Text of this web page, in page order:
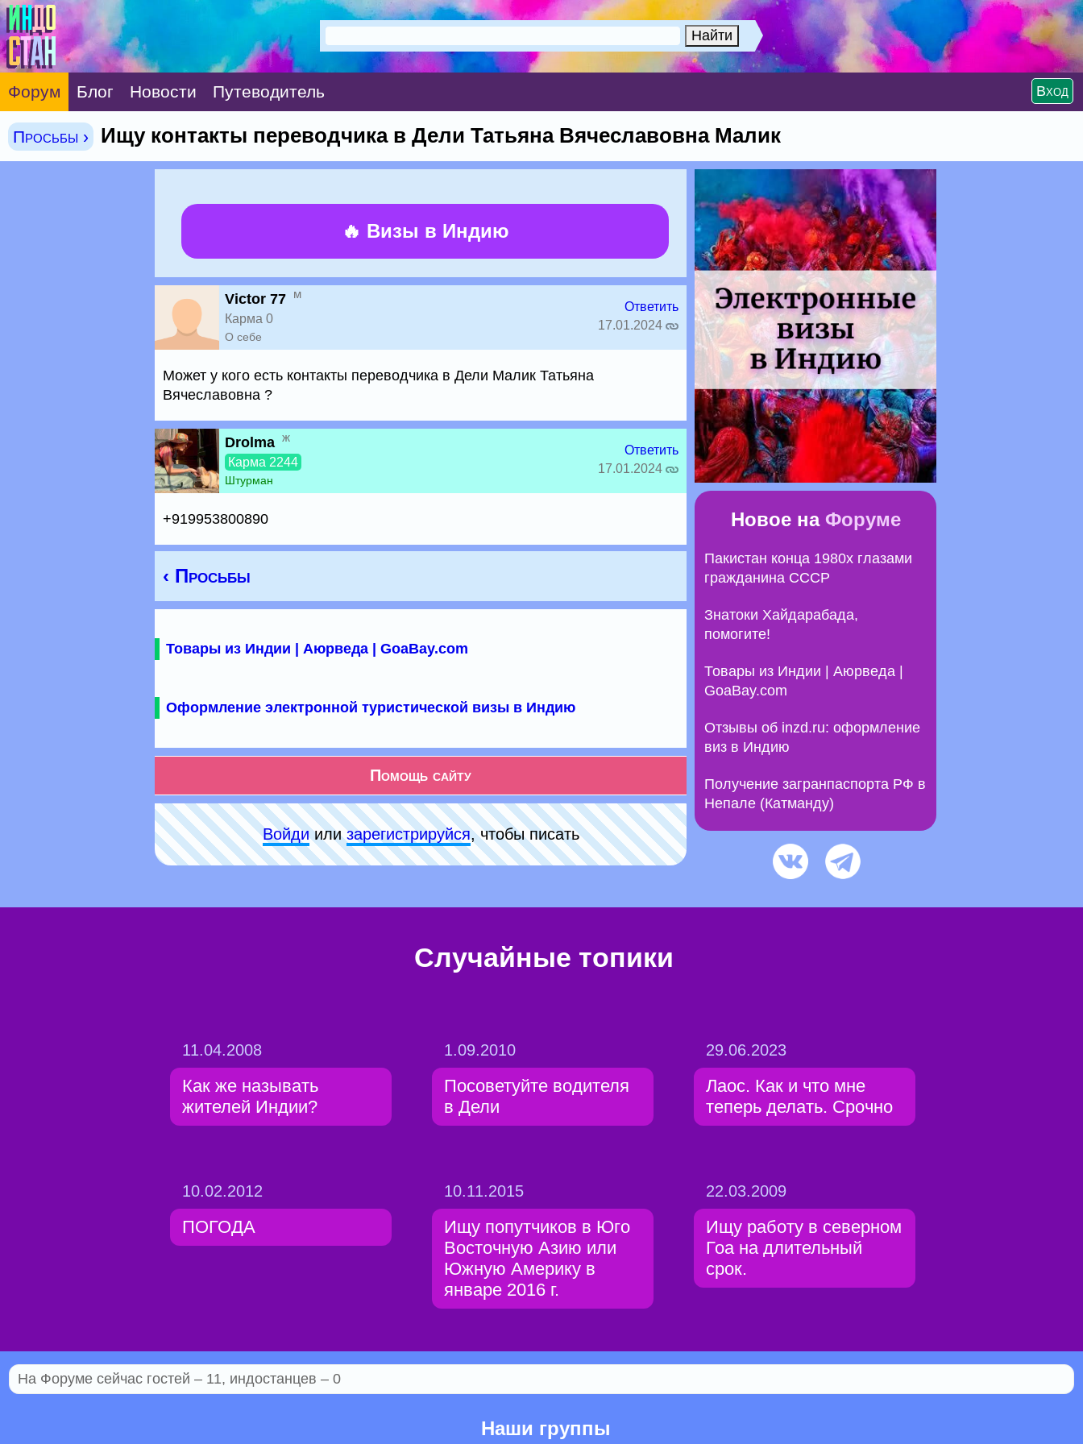
Форум Блог Новости Путеводитель Вход
Просьбы › Ищу контакты переводчика в Дели Татьяна Вячеславовна Малик
🔥 Визы в Индию
Victor 77 м
Карма 0
О себе
Ответить
17.01.2024
Может у кого есть контакты переводчика в Дели Малик Татьяна
Вячеславовна ?
Drolma ж
Карма 2244
Штурман
Ответить
17.01.2024
+919953800890
‹ Просьбы
Товары из Индии | Аюрведа | GoaBay.com
Оформление электронной туристической визы в Индию
Помощь сайту
Войдиилизарeгиcтpируйся, чтобы писать
Новое на Форуме
Пакистан конца 1980х глазами
гражданина СССР
Знатоки Хайдарабада,
помогите!
Товары из Индии | Аюрведа |
GoaBay.com
Отзывы об inzd.ru: оформление
виз в Индию
Получение загранпаспорта РФ в
Непале (Катманду)
Случайные топики
11.04.2008
Как же называть
жителей Индии?
1.09.2010
Посоветуйте водителя
в Дели
29.06.2023
Лаос. Как и что мне
теперь делать. Срочно
10.02.2012
ПОГОДА
10.11.2015
Ищу попутчиков в Юго
Восточную Азию или
Южную Америку в
январе 2016 г.
22.03.2009
Ищу работу в северном
Гоа на длительный
срок.
На Форуме сейчас гостей – 11, индостанцев – 0
Наши группы